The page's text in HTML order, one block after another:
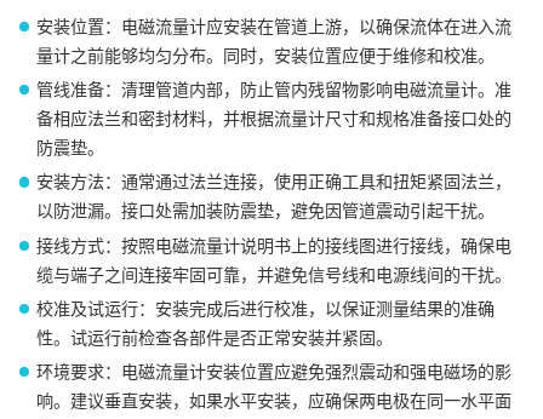
安装位置：电磁流量计应安装在管道上游，以确保流体在进入流
量计之前能够均匀分布。同时，安装位置应便于维修和校准。
管线准备：清理管道内部，防止管内残留物影响电磁流量计。准
备相应法兰和密封材料，并根据流量计尺寸和规格准备接口处的
防震垫。
安装方法：通常通过法兰连接，使用正确工具和扭矩紧固法兰，
以防泄漏。接口处需加装防震垫，避免因管道震动引起干扰。
接线方式：按照电磁流量计说明书上的接线图进行接线，确保电
缆与端子之间连接牢固可靠，并避免信号线和电源线间的干扰。
校准及试运行：安装完成后进行校准，以保证测量结果的准确
性。试运行前检查各部件是否正常安装并紧固。
环境要求：电磁流量计安装位置应避免强烈震动和强电磁场的影
响。建议垂直安装，如果水平安装，应确保两电极在同一水平面